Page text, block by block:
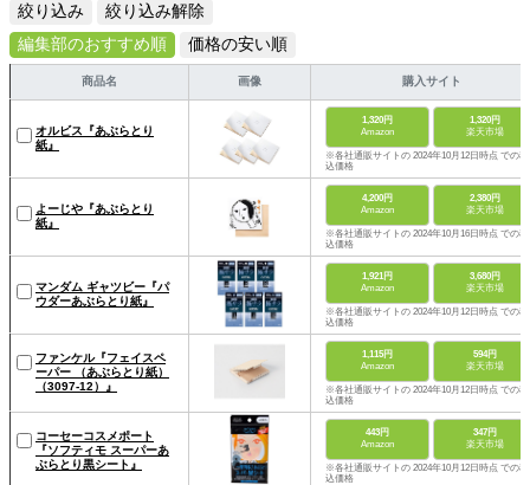
絞り込み
絞り込み解除
編集部のおすすめ順
価格の安い順
商品名 画像 購入サイト
オルビス『あぶらとり
紙』
1,320円
Amazon
1,320円
楽天市場
※各社通販サイトの 2024年10月12日時点 での税
込価格
よーじや『あぶらとり
紙』
4,200円
Amazon
2,380円
楽天市場
※各社通販サイトの 2024年10月16日時点 での税
込価格
マンダム ギャツビー『パ
ウダーあぶらとり紙』
1,921円
Amazon
3,680円
楽天市場
※各社通販サイトの 2024年10月12日時点 での税
込価格
ファンケル『フェイスペ
ーパー （あぶらとり紙）
（3097-12）』
1,115円
Amazon
594円
楽天市場
※各社通販サイトの 2024年10月12日時点 での税
込価格
コーセーコスメポート
『ソフティモ スーパーあ
ぶらとり黒シート』
443円
Amazon
347円
楽天市場
※各社通販サイトの 2024年10月12日時点 での税
込価格